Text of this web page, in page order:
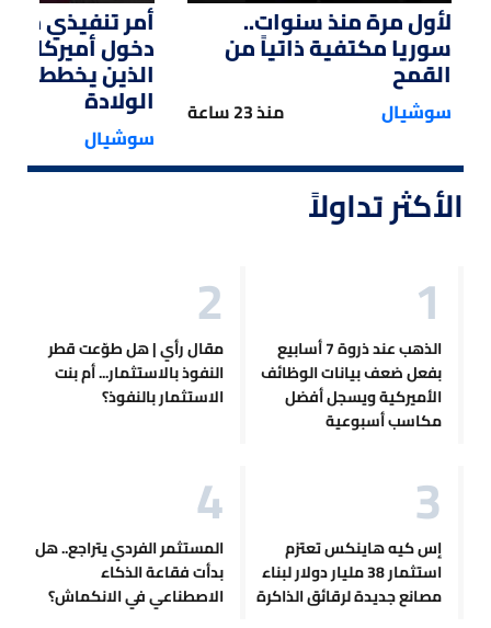
لأول مرة منذ سنوات..
سوريا مكتفية ذاتياً من
القمح
سوشيال منذ 23 ساعة
أمر تنفيذي من
دخول أميركا
الذين يخططون
الولادة
سوشيال
الأكثر تداولاً
الذهب عند ذروة 7 أسابيع
بفعل ضعف بيانات الوظائف
الأميركية ويسجل أفضل
مكاسب أسبوعية
مقال رأي | هل طوّعت قطر
النفوذ بالاستثمار... أم بنت
الاستثمار بالنفوذ؟
إس كيه هاينكس تعتزم
استثمار 38 مليار دولار لبناء
مصانع جديدة لرقائق الذاكرة
المستثمر الفردي يتراجع.. هل
بدأت فقاعة الذكاء
الاصطناعي في الانكماش؟